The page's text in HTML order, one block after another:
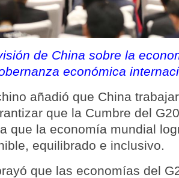
de China sobre la
económica
añadió que China
que la Cumbre del
que la economía mundial
equilibrado e inclusivo.
que las economías del